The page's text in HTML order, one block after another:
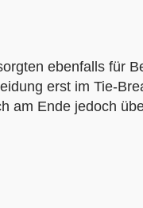
ebenfalls für
erst im Tie-
am Ende jedoch